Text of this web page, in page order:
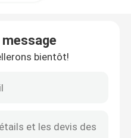
bientôt!